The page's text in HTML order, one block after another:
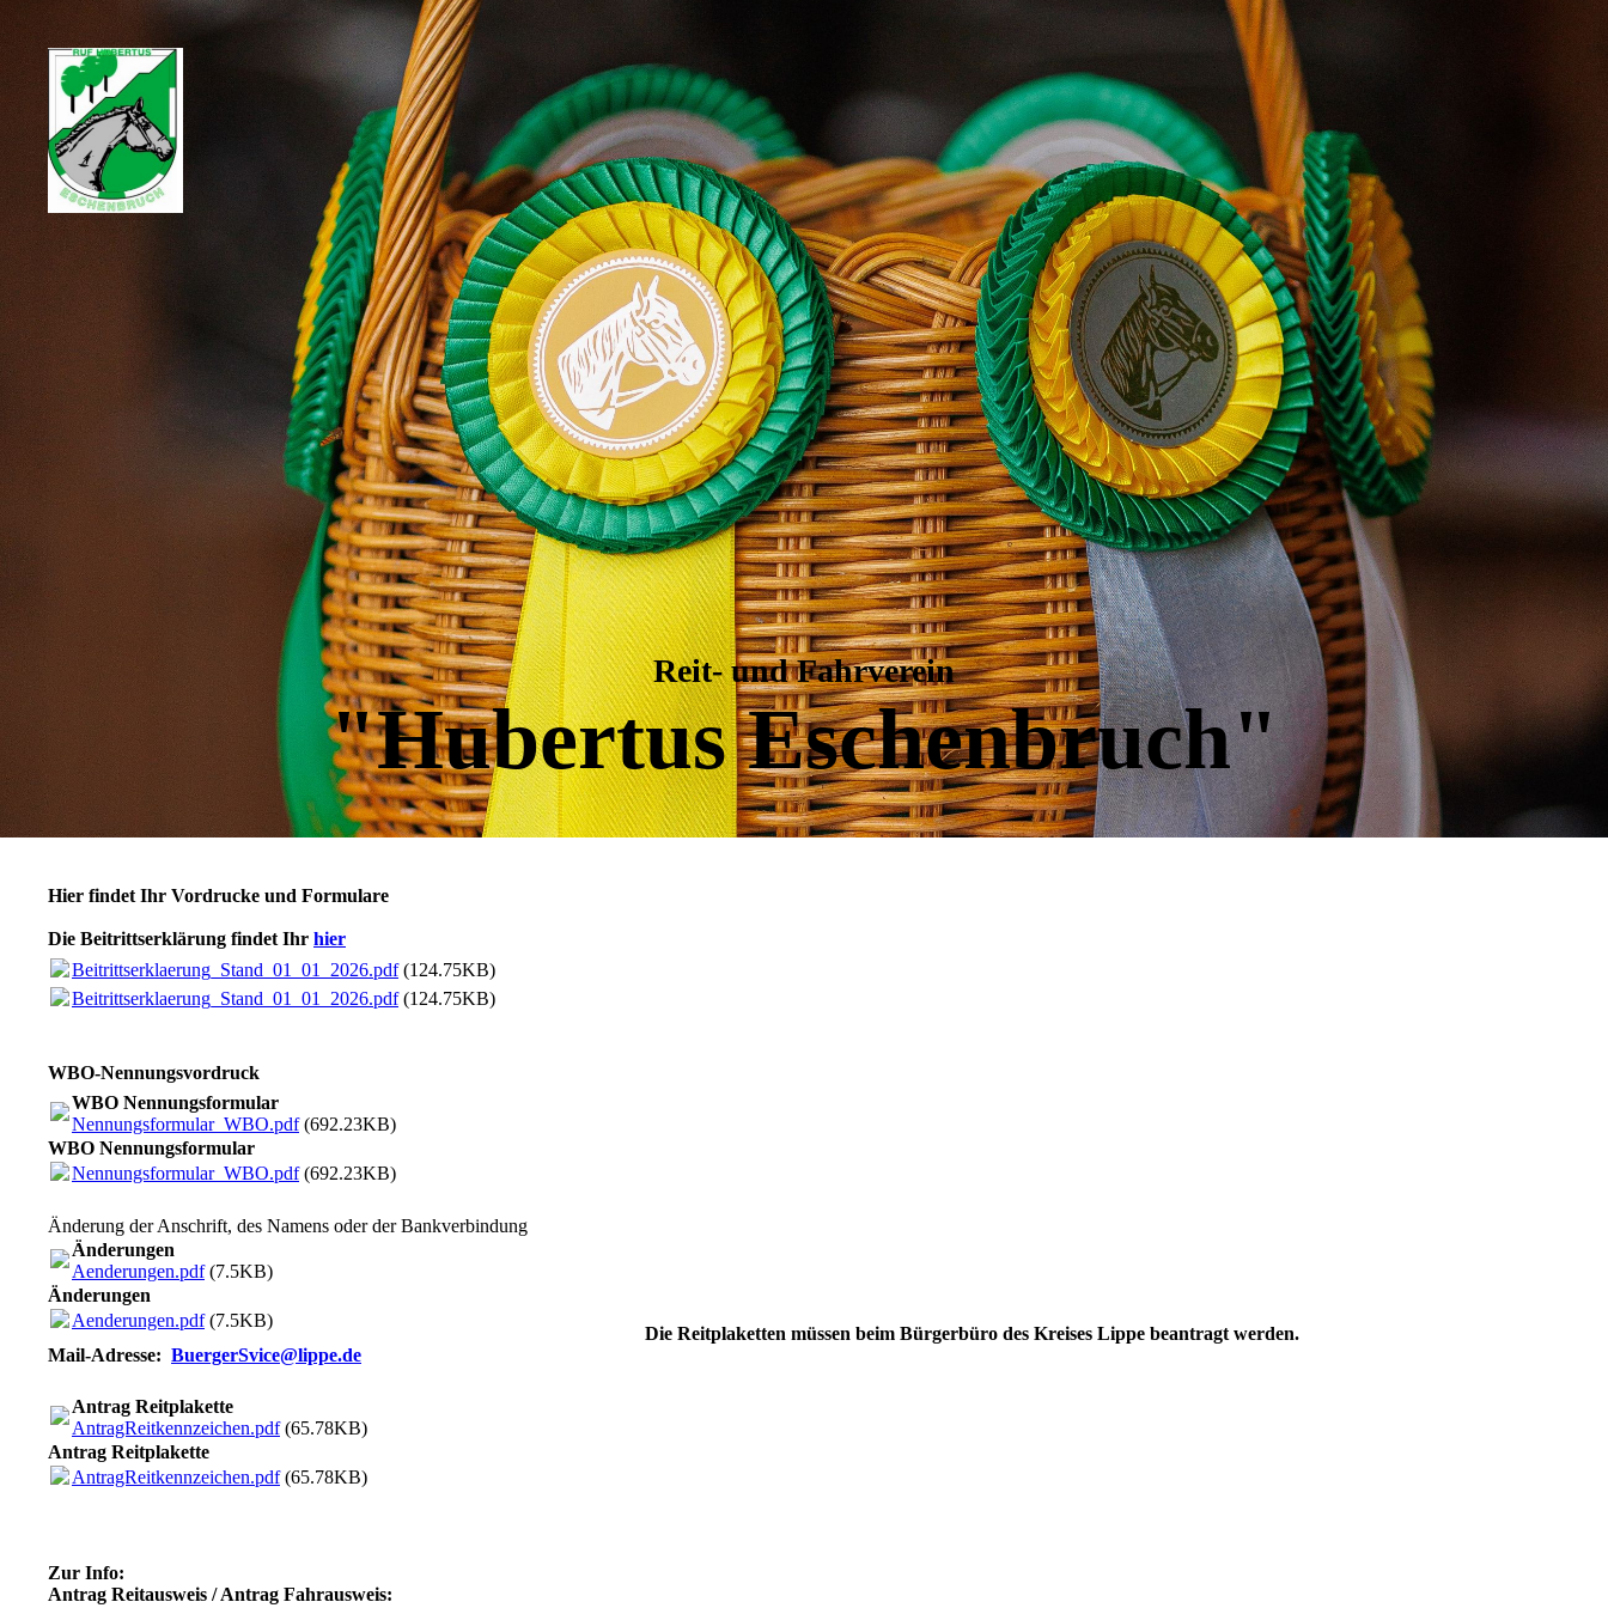
Reit- und Fahrverein
"Hubertus Eschenbruch"
Hier findet Ihr Vordrucke und Formulare
Die Beitrittserklärung findet Ihr hier
Beitrittserklaerung_Stand_01_01_2026.pdf(124.75KB)
Beitrittserklaerung_Stand_01_01_2026.pdf(124.75KB)
WBO-Nennungsvordruck
WBO Nennungsformular
Nennungsformular_WBO.pdf(692.23KB)
WBO Nennungsformular
Nennungsformular_WBO.pdf(692.23KB)
Änderung der Anschrift, des Namens oder der Bankverbindung
Änderungen
Aenderungen.pdf(7.5KB)
Änderungen
Aenderungen.pdf(7.5KB)
Die Reitplaketten müssen beim Bürgerbüro des Kreises Lippe beantragt werden.
Mail-Adresse: BuergerSvice@lippe.de
Antrag Reitplakette
AntragReitkennzeichen.pdf(65.78KB)
Antrag Reitplakette
AntragReitkennzeichen.pdf(65.78KB)
Zur Info:
Antrag Reitausweis / Antrag Fahrausweis: